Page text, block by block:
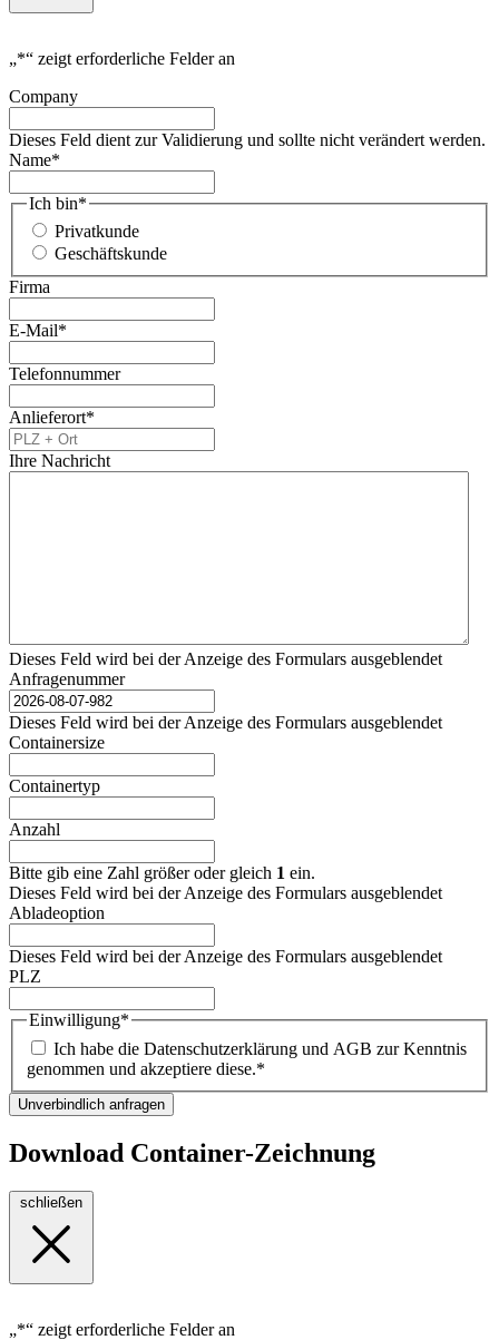
„*“ zeigt erforderliche Felder an
Company
Dieses Feld dient zur Validierung und sollte nicht verändert werden.
Name*
Ich bin*
Privatkunde
Geschäftskunde
Firma
E-Mail*
Telefonnummer
Anlieferort*
Ihre Nachricht
Dieses Feld wird bei der Anzeige des Formulars ausgeblendet
Anfragenummer
Dieses Feld wird bei der Anzeige des Formulars ausgeblendet
Containersize
Containertyp
Anzahl
Bitte gib eine Zahl größer oder gleich 1 ein.
Dieses Feld wird bei der Anzeige des Formulars ausgeblendet
Abladeoption
Dieses Feld wird bei der Anzeige des Formulars ausgeblendet
PLZ
Einwilligung*
Ich habe die Datenschutzerklärung und AGB zur Kenntnis
genommen und akzeptiere diese.*
Unverbindlich anfragen
Download Container-Zeichnung
„*“ zeigt erforderliche Felder an